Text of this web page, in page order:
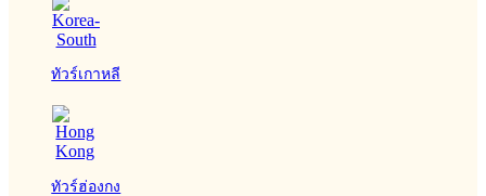
ทัวร์เกาหลี
ทัวร์ฮ่องกง